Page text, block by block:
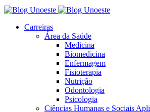
Carreiras
Área da Saúde
Medicina
Biomedicina
Enfermagem
Fisioterapia
Nutrição
Odontologia
Psicologia
Ciências Humanas e Sociais